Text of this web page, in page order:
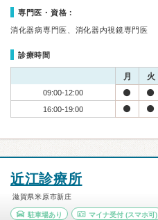
専門医・資格：
消化器病専門医、消化器内視鏡専門医
診療時間
月 火
09:00-12:00
16:00-19:00
近江診療所
滋賀県米原市新庄
駐車場あり マイナ受付(スマホ可)